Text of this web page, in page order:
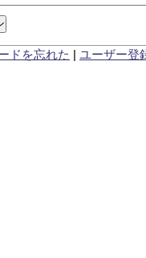
ドを忘れた |ユーザー登